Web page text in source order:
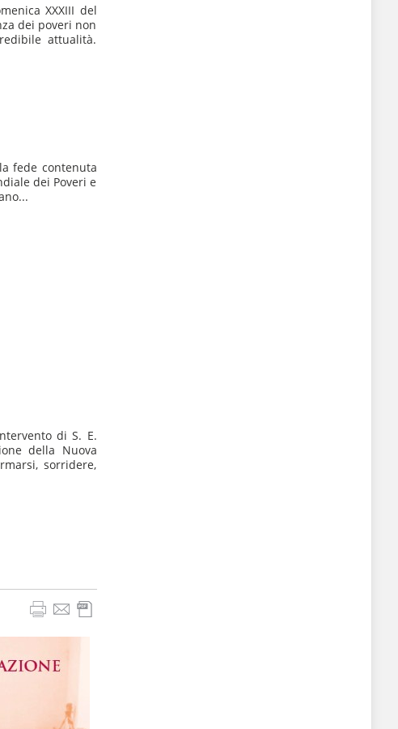
XXXIII del
dei poveri non
attualità.
fede contenuta
dei Poveri e
di S. E.
della Nuova
sorridere,